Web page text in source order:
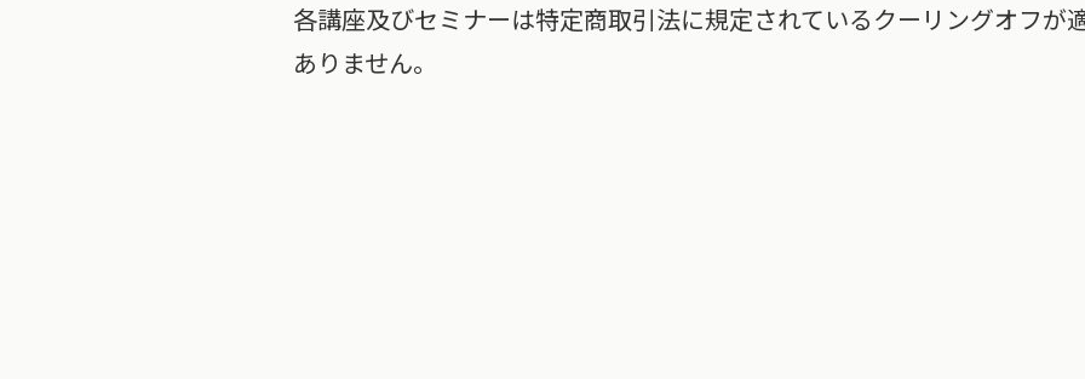
各講座及びセミナーは特定商取引法に規定されているクーリングオフが
ありません。